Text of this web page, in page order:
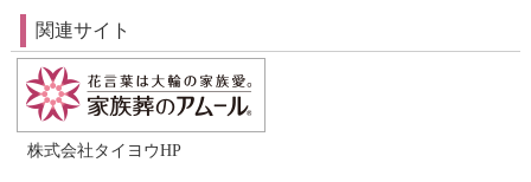
関連サイト
株式会社タイヨウHP